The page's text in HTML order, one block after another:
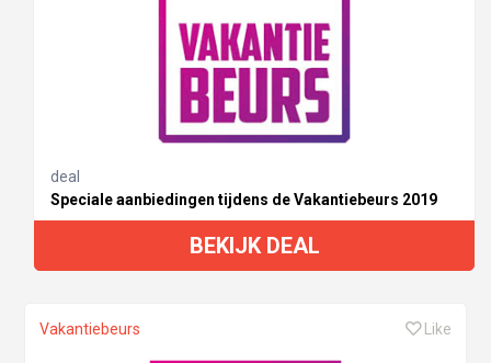
deal
Speciale aanbiedingen tijdens de Vakantiebeurs 2019
BEKIJK DEAL
Vakantiebeurs Like